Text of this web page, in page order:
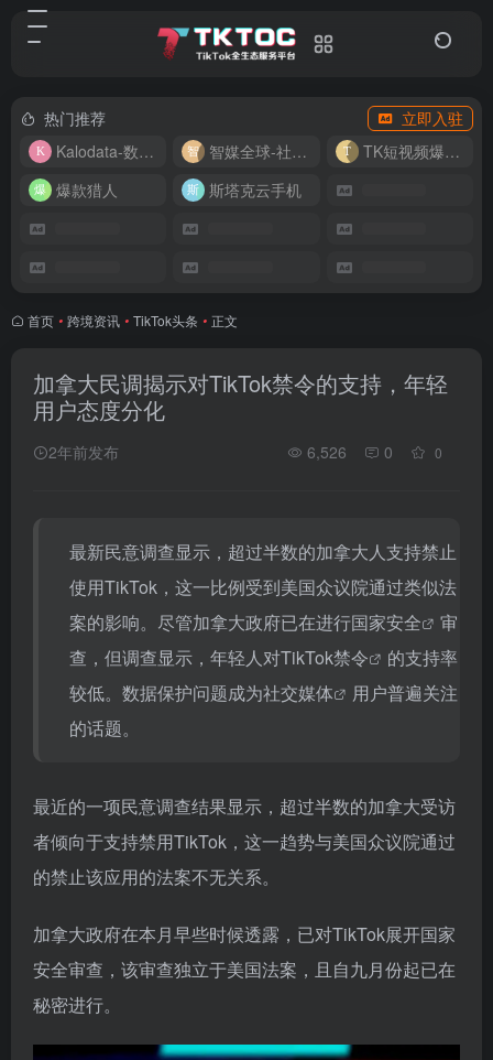
热门推荐
立即入驻
Kalodata-数据分析平台
智媒全球-社媒管理平台
TK短视频爆款复刻
爆款猎人
斯塔克云手机
首页 • 跨境资讯 • TikTok头条 • 正文
加拿大民调揭示对TikTok禁令的支持，年轻
用户态度分化
2年前发布 6,526 0 0
最新民意调查显示，超过半数的加拿大人支持禁止
使用TikTok，这一比例受到美国众议院通过类似法
案的影响。尽管加拿大政府已在进行国家安全
审
查，但调查显示，年轻人对TikTok禁令
的支持率
较低。数据保护问题成为社交媒体
用户普遍关注
的话题。
最近的一项民意调查结果显示，超过半数的加拿大受访
者倾向于支持禁用TikTok，这一趋势与美国众议院通过
的禁止该应用的法案不无关系。
加拿大政府在本月早些时候透露，已对TikTok展开国家
安全审查，该审查独立于美国法案，且自九月份起已在
秘密进行。